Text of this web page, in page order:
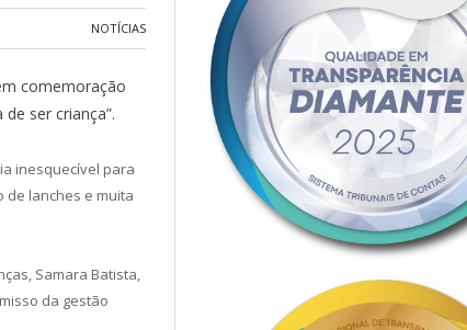
NOTÍCIAS
comemoração
ser criança”.
inesquecível para
de lanches e muita
Samara Batista,
da gestão